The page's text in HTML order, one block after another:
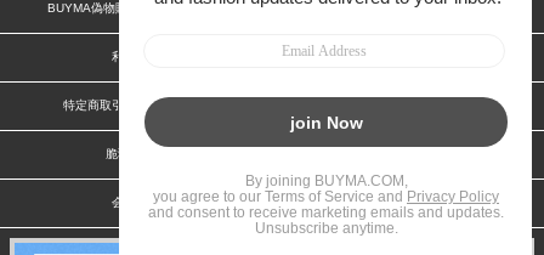
BUYMA偽物販売防止の取り組み BUYMA CARD
利用規約
特定商取引法に関する表記
脆弱性報告
会社案内 スタッフ募集